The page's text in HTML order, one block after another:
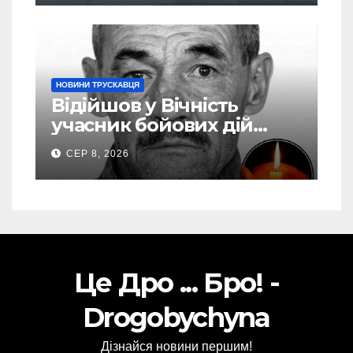
НОВИНИ ТРУСКАВЦЯ
Відійшов у Вічність
учасник бойових дій
Василь Іваникович зі
Станилі
СЕР 8, 2026
Це Дро ... Бро! -
Drogobychyna
Дізнайся новини першим!